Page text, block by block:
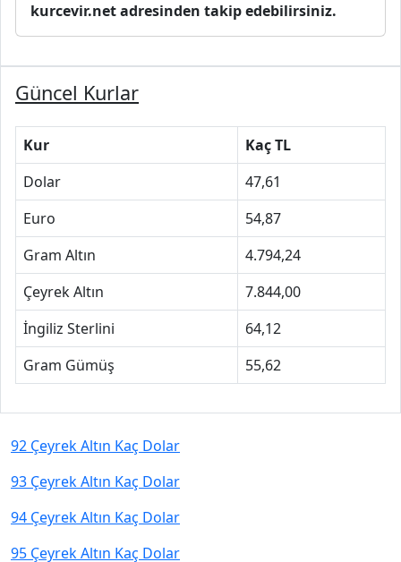
kurcevir.net adresinden takip edebilirsiniz.
Güncel Kurlar
Kur
Kaç TL
Dolar
47,61
Euro
54,87
Gram Altın
4.794,24
Çeyrek Altın
7.844,00
İngiliz Sterlini
64,12
Gram Gümüş
55,62
92 Çeyrek Altın Kaç Dolar
93 Çeyrek Altın Kaç Dolar
94 Çeyrek Altın Kaç Dolar
95 Çeyrek Altın Kaç Dolar